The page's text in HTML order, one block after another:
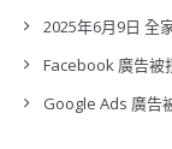
2025年6月9日 全
Facebook 廣告被
Google Ads 廣告